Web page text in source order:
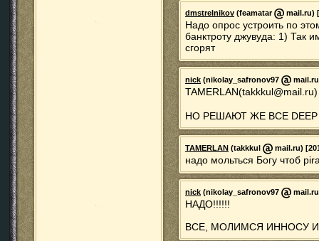
dmstrelnikov (feamatar mail.ru)
Надо опрос устроить по
банктроту джувуда: 1) Так
сгорят
nick (nikolay_safronov97
НО РЕШАЮТ ЖЕ ВСЕ DEEP
TAMERLAN (takkkul mail.ru)
надо мольться Богу чтоб
nick (nikolay_safronov97
НАДО!!!!!!
ВСЕ, МОЛИМСЯ ИННОСУ И